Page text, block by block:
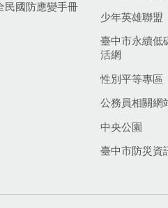
民國防應變手冊
少年英雄聯盟
臺中市永續低
活網
性別平等專區
公務員相關網
中央公園
臺中市防災資